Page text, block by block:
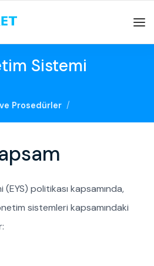
Sistemi
Prosedürler
politikası kapsamında,
sistemleri kapsamındaki